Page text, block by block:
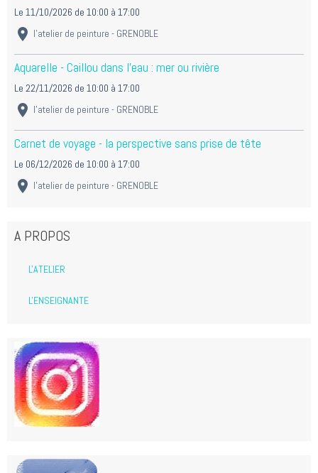
Le 11/10/2026 de 10:00 à 17:00
l'atelier de peinture - GRENOBLE
Aquarelle - Caillou dans l'eau : mer ou rivière
Le 22/11/2026 de 10:00 à 17:00
l'atelier de peinture - GRENOBLE
Carnet de voyage - la perspective sans prise de tête
Le 06/12/2026 de 10:00 à 17:00
l'atelier de peinture - GRENOBLE
A PROPOS
L'ATELIER
L'ENSEIGNANTE